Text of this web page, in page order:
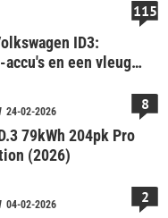
ID3:
accu's en een vleugje
115
24-02-2026
79kWh 204pk Pro
(2026)
8
04-02-2026 2